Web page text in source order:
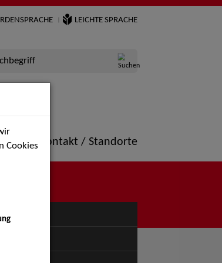
LEICHTE SPRACHE
Kontakt / Standorte
Cookies